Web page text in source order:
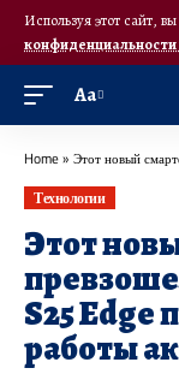
Используя этот сайт,
конфиденциальности
Аа
Home » Этот новый смартфон
Технологии
Этот
S25 Edge
работы